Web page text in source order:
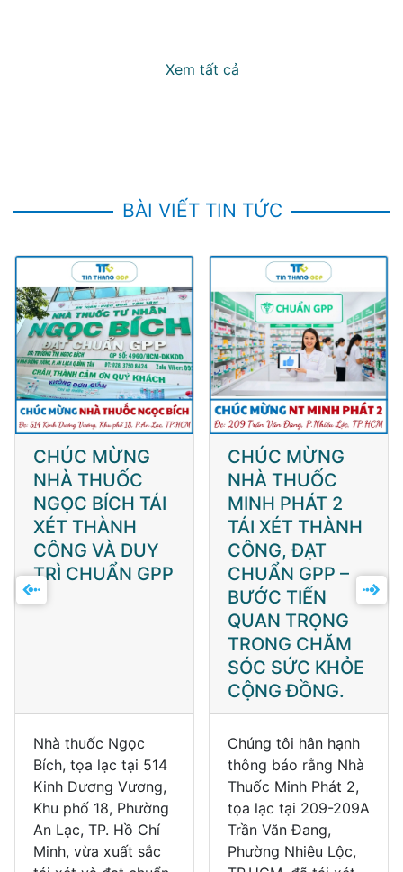
Xem tất cả
BÀI VIẾT TIN TỨC
CHÚC MỪNG
NHÀ THUỐC
NGỌC BÍCH TÁI
XÉT THÀNH
CÔNG VÀ DUY
TRÌ CHUẨN GPP
Nhà thuốc Ngọc
Bích, tọa lạc tại 514
Kinh Dương Vương,
Khu phố 18, Phường
An Lạc, TP. Hồ Chí
Minh, vừa xuất sắc
CHÚC MỪNG
NHÀ THUỐC
MINH PHÁT 2
TÁI XÉT THÀNH
CÔNG, ĐẠT
CHUẨN GPP –
BƯỚC TIẾN
QUAN TRỌNG
TRONG CHĂM
SÓC SỨC KHỎE
CỘNG ĐỒNG.
Chúng tôi hân hạnh
thông báo rằng Nhà
Thuốc Minh Phát 2,
tọa lạc tại 209-209A
Trần Văn Đang,
Phường Nhiêu Lộc,